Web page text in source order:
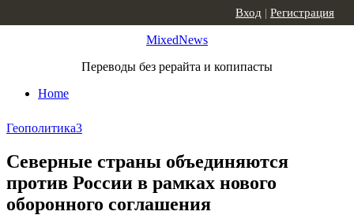
MixedNews
Переводы без рерайта и копипасты
Home
Вход | Регистрация
Геополитика3
Северные страны объединяются
против России в рамках нового
оборонного соглашения